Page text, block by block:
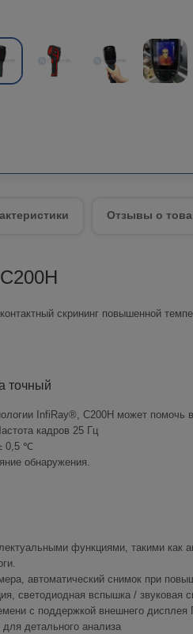
Отзывы о
скрининг повышенной
точный
InfiRay®, C200H может помочь
кадров 25 Гц
0,5 ℃
обнаружения.
функциями, такими
автоматический снимок при
светодиодная вспышка / звуковая
с поддержкой внешнего дисплея
детального анализа